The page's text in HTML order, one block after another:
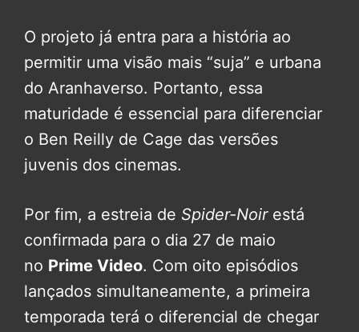
O projeto já entra para a história ao
permitir uma visão mais “suja” e urbana
do Aranhaverso. Portanto, essa
maturidade é essencial para diferenciar
o Ben Reilly de Cage das versões
juvenis dos cinemas.
Por fim, a estreia de Spider-Noirestá
confirmada para o dia 27 de maio
no Prime Video. Com oito episódios
lançados simultaneamente, a primeira
temporada terá o diferencial de chegar